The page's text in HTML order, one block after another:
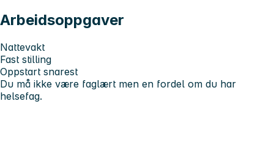
Arbeidsoppgaver
Nattevakt
Fast stilling
Oppstart snarest
Du må ikke være faglært men en fordel om du har
helsefag.